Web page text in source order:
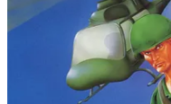
Voici une capture
Super Hydorah
en téléchargement,
espagnol Abylight.